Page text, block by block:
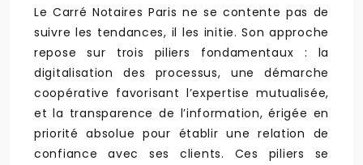
Le Carré Notaires Paris ne se contente pas de
suivre les tendances, il les initie. Son approche
repose sur trois piliers fondamentaux : la
digitalisation des processus, une démarche
coopérative favorisant l’expertise mutualisée,
et la transparence de l’information, érigée en
priorité absolue pour établir une relation de
confiance avec ses clients. Ces piliers se